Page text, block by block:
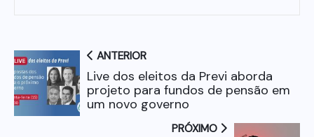
ANTERIOR
Live dos eleitos da Previ aborda
projeto para fundos de pensão em
um novo governo
PRÓXIMO